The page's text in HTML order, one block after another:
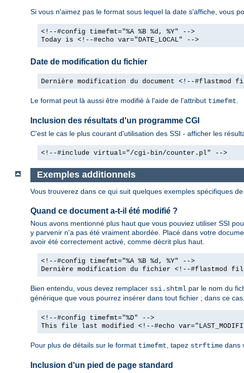
Si vous n'aimez pas le format sous lequel la date s'affiche, vous
<!--#config timefmt="%A %B %d, %Y" -->
Today is <!--#echo var="DATE_LOCAL" -->
Date de modification du fichier
Dernière modification du document <!--#flastmod
Le format peut là aussi être modifié à l'aide de l'attribut timefmt.
Inclusion des résultats d'un programme CGI
C'est le cas le plus courant d'utilisation des SSI - afficher les
<!--#include virtual="/cgi-bin/counter.pl" -->
Exemples additionnels
Vous trouverez dans ce qui suit quelques exemples spécifiques
Quand ce document a-t-il été modifié ?
Nous avons mentionné plus haut que vous pouviez utiliser SSI
y parvenir n'a pas été vraiment abordée. Placé dans votre
avoir été correctement activé, comme décrit plus haut.
<!--#config timefmt="%A %B %d, %Y" -->
Dernière modification du fichier <!--#flastmod
Bien entendu, vous devez remplacer ssi.shtml par le nom du
générique que vous pourrez insérer dans tout fichier ; dans ce
<!--#config timefmt="%D" -->
This file last modified <!--#echo
Pour plus de détails sur le format timefmt , tapez strftime dans
Inclusion d'un pied de page standard